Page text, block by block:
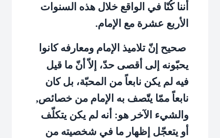
أننا كُنّا في الواقع خلال هذه السنوات
الأربع عشرة مع الإمام.
صحيح إنّ تلاميذ الإمام ومعارفه كانوا
يحبّونه إلى أقصى حدّ، إلاّ أنّ ما قيل
فيه لم يكن نابعاً من المحبّة، بل كان
نابعاً ممّا يتّصف به الإمام من خصائص,
والشيء الآخر هو: أنه لم يكن يتكلّف
أو يتعجّل إظهار ما في شخصيته من